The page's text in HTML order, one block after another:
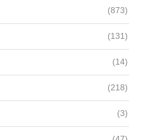
(873)
(131)
(14)
(218)
(3)